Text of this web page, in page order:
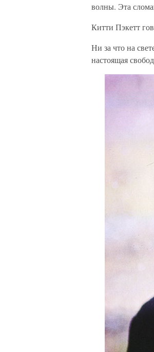
волны. Эта
Китти Пэкетт
Ни за что на
настоящая